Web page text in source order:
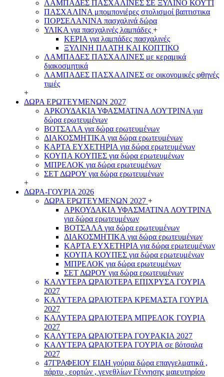
ΛΑΜΠΑΔΕΣ ΠΑΣΧΑΛΙΝΕΣ ΣΕ ΞΥΛΙΝΟ ΚΟΥΤΙ
ΠΑΣΧΑΛΙΝΑ μπομπονιέρες στολισμοί βαπτιστικα
ΠΟΡΣΕΛΑΝΙΝΑ πασχαλινά δώρα
ΥΛΙΚΑ για πασχαλινές λαμπάδες +
ΚΕΡΙΑ για λαμπάδες πασχαλινές
ΞΥΛΙΝΗ ΠΛΑΤΗ ΚΑΙ ΚΟΠΤΙΚΟ
ΛΑΜΠΑΔΕΣ ΠΑΣΧΑΛΙΝΕΣ με κεραμικά
διακοσμητικά
ΛΑΜΠΑΔΕΣ ΠΑΣΧΑΛΙΝΕΣ σε οικονομικές φθηνές
τιμές
+
ΔΩΡΑ ΕΡΩΤΕΥΜΕΝΩΝ 2027
ΑΡΚΟΥΔΑΚΙΑ ΥΦΑΣΜΑΤΙΝΑ ΛΟΥΤΡΙΝΑ για
δώρα ερωτευμένων
ΒΟΤΣΑΛΑ για δώρα ερωτευμένων
ΔΙΑΚΟΣΜΗΤΙΚΑ για δώρα ερωτευμένων
ΚΑΡΤΑ ΕΥΧΕΤΗΡΙΑ για δώρα ερωτευμένων
ΚΟΥΠΑ ΚΟΥΠΕΣ για δώρα ερωτευμένων
ΜΠΡΕΛΟΚ για δώρα ερωτευμένων
ΣΕΤ ΔΩΡΟΥ για δώρα ερωτευμένων
+
ΔΩΡΑ-ΓΟΥΡΙΑ 2026
ΔΩΡΑ ΕΡΩΤΕΥΜΕΝΩΝ 2027 +
ΑΡΚΟΥΔΑΚΙΑ ΥΦΑΣΜΑΤΙΝΑ ΛΟΥΤΡΙΝΑ
για δώρα ερωτευμένων
ΒΟΤΣΑΛΑ για δώρα ερωτευμένων
ΔΙΑΚΟΣΜΗΤΙΚΑ για δώρα ερωτευμένων
ΚΑΡΤΑ ΕΥΧΕΤΗΡΙΑ για δώρα ερωτευμένων
ΚΟΥΠΑ ΚΟΥΠΕΣ για δώρα ερωτευμένων
ΜΠΡΕΛΟΚ για δώρα ερωτευμένων
ΣΕΤ ΔΩΡΟΥ για δώρα ερωτευμένων
ΚΑΛΥΤΕΡΑ ΩΡΑΙΟΤΕΡΑ ΕΠΙΧΡΥΣΑ ΓΟΥΡΙΑ
2027
ΚΑΛΥΤΕΡΑ ΩΡΑΙΟΤΕΡΑ ΚΡΕΜΑΣΤΑ ΓΟΥΡΙΑ
2027
ΚΑΛΥΤΕΡΑ ΩΡΑΙΟΤΕΡΑ ΜΠΡΕΛΟΚ ΓΟΥΡΙΑ
2027
ΚΑΛΥΤΕΡΑ ΩΡΑΙΟΤΕΡΑ ΓΟΥΡΑΚΙΑ 2027
ΚΑΛΥΤΕΡΑ ΩΡΑΙΟΤΕΡΑ ΓΟΥΡΙΑ σε βότσαλα
2027
47ΓΡΑΦΕΙΟΥ ΕΙΔΗ γούρια δώρα επαγγελματικά ,
πάρτυ , εορτών , γενεθλίων Γέννησης μαιευτηρίου